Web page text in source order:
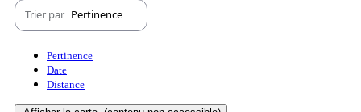
Trier par Pertinence
Pertinence
Date
Distance